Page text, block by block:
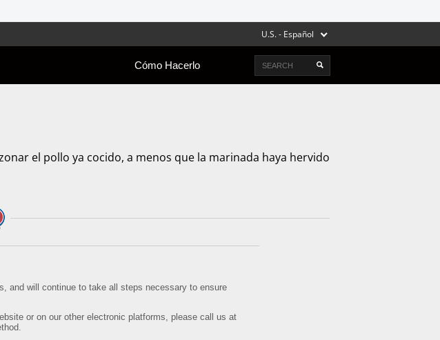
U.S. - Español
Cómo Hacerlo Search
el pollo ya cocido, a menos que la marinada haya hervido
and will continue to take all steps necessary to ensure
or on our other electronic platforms, please call us at